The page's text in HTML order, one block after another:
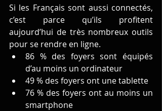
Si les Français sont aussi connectés,
c’est parce qu’ils profitent
aujourd’hui de très nombreux outils
pour se rendre en ligne.
86 % des foyers sont équipés
d’au moins un ordinateur
49 % des foyers ont une tablette
76 % des foyers ont au moins un
smartphone